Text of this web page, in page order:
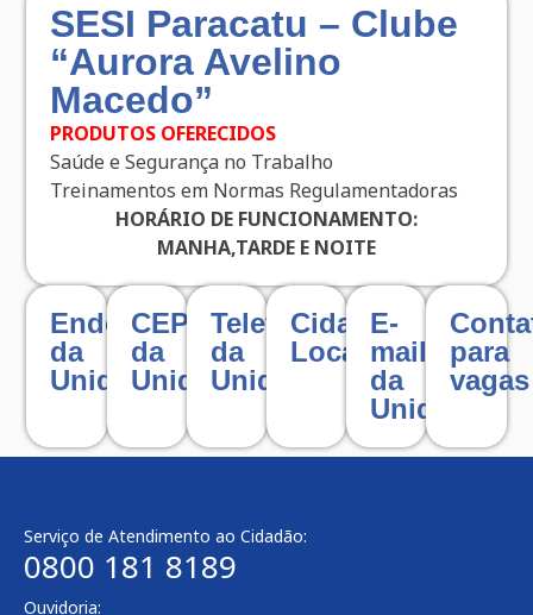
SESI Paracatu – Clube
“Aurora Avelino
Macedo”
PRODUTOS OFERECIDOS
Saúde e Segurança no Trabalho
Treinamentos em Normas Regulamentadoras
HORÁRIO DE FUNCIONAMENTO:
MANHA,TARDE E NOITE
Endereço
da
Unidade
CEP
da
Unidade
Telefone
da
Unidade
Cidade
Localizada
E-
mail
da
Unidade
para
vagas
Serviço de Atendimento ao Cidadão:
0800 181 8189
Ouvidoria: